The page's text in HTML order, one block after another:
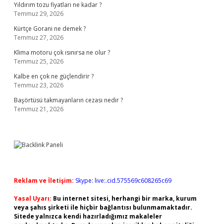
Yıldırım tozu fiyatları ne kadar ?
Temmuz 29, 2026
Kürtçe Gorani ne demek ?
Temmuz 27, 2026
Klima motoru çok ısınırsa ne olur ?
Temmuz 25, 2026
Kalbe en çok ne güçlendirir ?
Temmuz 23, 2026
Başörtüsü takmayanların cezası nedir ?
Temmuz 21, 2026
Reklam ve İletişim: Skype: live:.cid.575569c608265c69
Yasal Uyarı: Bu internet sitesi, herhangi bir marka, kurum
veya şahıs şirketi ile hiçbir bağlantısı bulunmamaktadır.
Sitede yalnızca kendi hazırladığımız makaleler